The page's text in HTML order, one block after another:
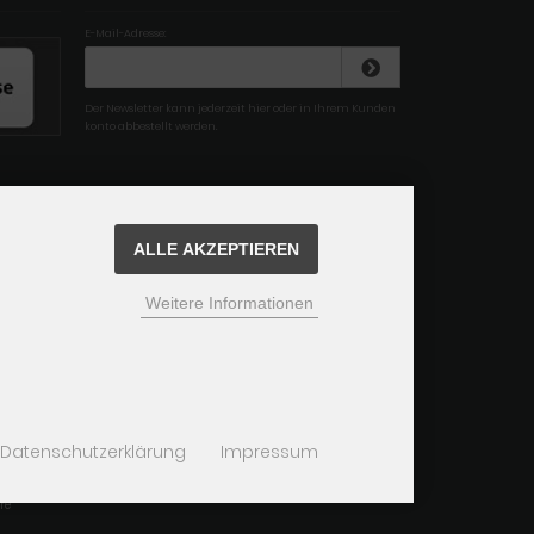
E-Mail-Adresse:
Der Newsletter kann jederzeit hier oder in Ihrem Kunden
konto abbestellt werden.
ALLE AKZEPTIEREN
Weitere Informationen
Datenschutzerklärung Impressum